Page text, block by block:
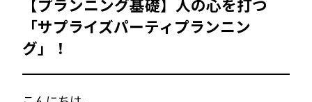
【プランニング基礎】人の心を打つ
「サプライズパーティプランニン
グ」！